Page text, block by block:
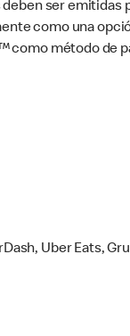
ser emitidas
como una
como método de
Uber Eats,